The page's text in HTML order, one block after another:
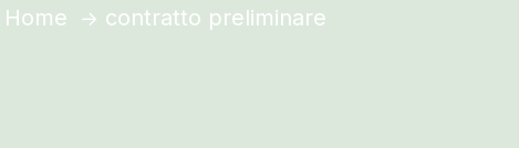
Home contratto preliminare